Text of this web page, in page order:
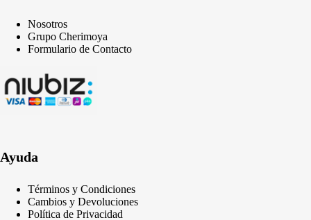
Nosotros
Grupo Cherimoya
Formulario de Contacto
Ayuda
Términos y Condiciones
Cambios y Devoluciones
Política de Privacidad